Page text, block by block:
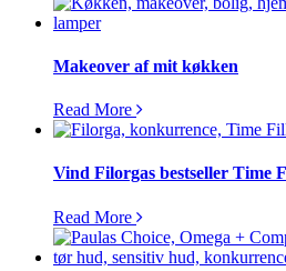
Makeover af mit køkken
Read More
Vind Filorgas bestseller Time
Read More